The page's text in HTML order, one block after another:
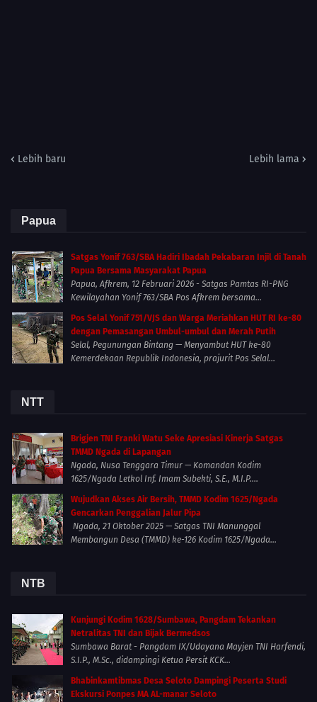
Lebih baru Lebih lama
Papua
Satgas Yonif 763/SBA Hadiri Ibadah Pekabaran Injil di Tanah
Papua Bersama Masyarakat Papua
Papua, Afkrem, 12 Februari 2026 - Satgas Pamtas RI-PNG
Kewilayahan Yonif 763/SBA Pos Afkrem bersama...
Pos Selal Yonif 751/VJS dan Warga Meriahkan HUT RI ke-80
dengan Pemasangan Umbul-umbul dan Merah Putih
Selal, Pegunungan Bintang — Menyambut HUT ke-80
Kemerdekaan Republik Indonesia, prajurit Pos Selal...
NTT
Brigjen TNI Franki Watu Seke Apresiasi Kinerja Satgas
TMMD Ngada di Lapangan
Ngada, Nusa Tenggara Timur — Komandan Kodim
1625/Ngada Letkol Inf. Imam Subekti, S.E., M.I.P....
Wujudkan Akses Air Bersih, TMMD Kodim 1625/Ngada
Gencarkan Penggalian Jalur Pipa
Ngada, 21 Oktober 2025 — Satgas TNI Manunggal
Membangun Desa (TMMD) ke-126 Kodim 1625/Ngada...
NTB
Kunjungi Kodim 1628/Sumbawa, Pangdam Tekankan
Netralitas TNI dan Bijak Bermedsos
Sumbawa Barat - Pangdam IX/Udayana Mayjen TNI Harfendi,
S.I.P., M.Sc., didampingi Ketua Persit KCK...
Bhabinkamtibmas Desa Seloto Dampingi Peserta Studi
Ekskursi Ponpes MA AL-manar Seloto